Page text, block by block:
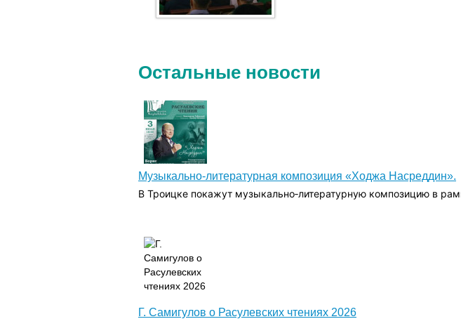
Остальные новости
Музыкально‑литературная композиция «Ходжа Насреддин».
В Троицке покажут музыкально‑литературную композицию в
Г. Самигулов о Расулевских чтениях 2026